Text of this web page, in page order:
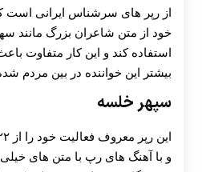
از رپر های سرشناس ایرانی است
خود از متن شاعران بزرگ مانند
استفاده کند و این کار متفاوت
بیشتر این خواننده در بین مردم
سپهر خلسه
و با آهنگ های رپ با متن های